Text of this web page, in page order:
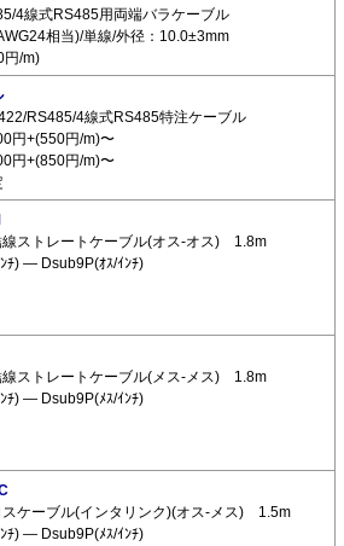
4線式RS485用両端バラケーブル
相当)/単線/外径：10.0±3mm
円/m)
RS485/4線式RS485特注ケーブル
円+(550円/m)〜
円+(850円/m)〜
線ストレートケーブル(オス-オス) 1.8m
ﾁ) ― Dsub9P(ｵｽ/ｲﾝﾁ)
線ストレートケーブル(メス-メス) 1.8m
ﾁ) ― Dsub9P(ﾒｽ/ｲﾝﾁ)
ケーブル(インタリンク)(オス-メス) 1.5m
ﾁ) ― Dsub9P(ﾒｽ/ｲﾝﾁ)